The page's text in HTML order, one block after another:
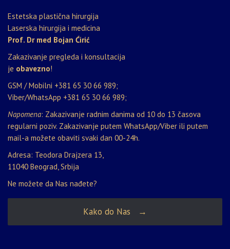
Estetska plastična hirurgija
Laserska hirurgija i medicina
Prof. Dr med Bojan Ćirić
Zakazivanje pregleda i konsultacija
je obavezno!
GSM / Mobilni +381 65 30 66 989;
Viber/WhatsApp +381 65 30 66 989;
Napomena: Zakazivanje radnim danima od 10 do 13 časova
regularni poziv. Zakazivanje putem WhatsApp/Viber ili putem
mail-a možete obaviti svaki dan 00-24h.
Adresa: Teodora Drajzera 13,
11040 Beograd, Srbija
Ne možete da Nas nađete?
Kako do Nas →